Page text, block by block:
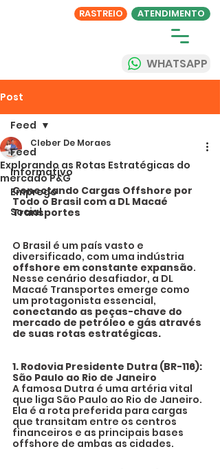
ATENDIMENTO
WHATSAPP
RASTREIO
Post
Feed
Informativo
Emprego
Social
Feed
Explorando as Rotas Estratégicas do
mercado P&G
Cleber De Moraes
Conectando Cargas Offshore por
Todo o Brasil com a DL Macaé
Transportes
O Brasil é um país vasto e
diversificado, com uma indústria
offshore em constante expansão.
Nesse cenário desafiador, a DL
Macaé Transportes emerge como
um protagonista essencial,
conectando as peças-chave do
mercado de petróleo e gás através
de suas rotas estratégicas.
1. Rodovia Presidente Dutra (BR-116):
São Paulo ao Rio de Janeiro
A famosa Dutra é uma artéria vital
que liga São Paulo ao Rio de Janeiro.
Ela é a rota preferida para cargas
que transitam entre os centros
financeiros e as principais bases
offshore de ambas as cidades.